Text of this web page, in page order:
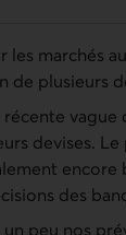
les marchés
de plusieurs
devises.
des
peu nos